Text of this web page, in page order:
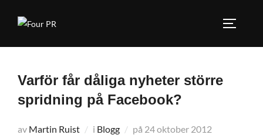
Varför får dåliga nyheter större
spridning på Facebook?
av Martin Ruist i Blogg på Publicerat
24 oktober 2012